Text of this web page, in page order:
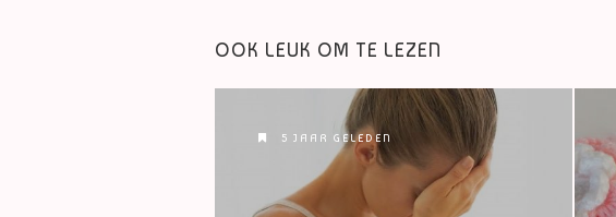
OOK LEUK OM TE LEZEN
5 JAAR GELEDEN